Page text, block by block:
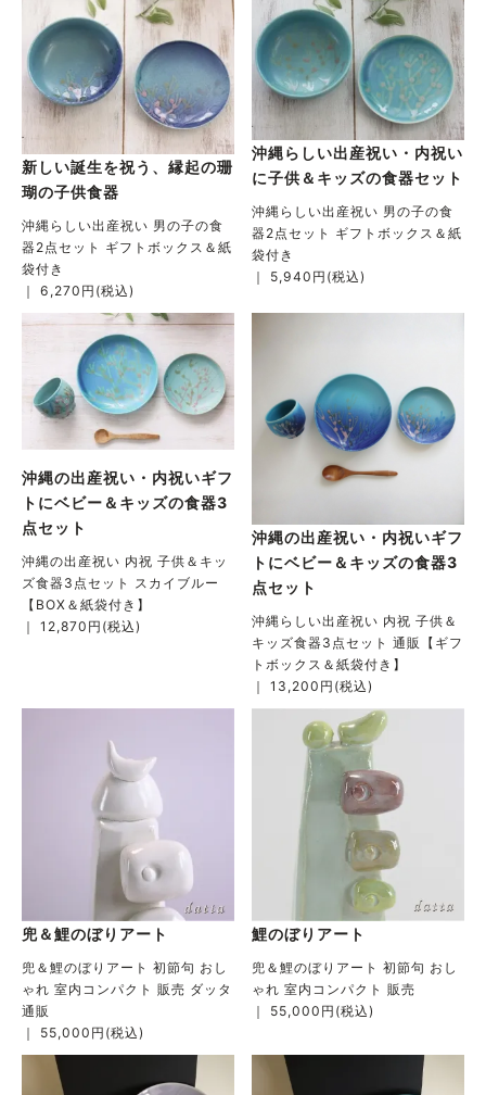
新しい誕生を祝う、縁起の珊
瑚の子供食器
沖縄らしい出産祝い 男の子の食
器2点セット ギフトボックス＆紙
袋付き
｜ 6,270円(税込)
沖縄らしい出産祝い・内祝い
に子供＆キッズの食器セット
沖縄らしい出産祝い 男の子の食
器2点セット ギフトボックス＆紙
袋付き
｜ 5,940円(税込)
沖縄の出産祝い・内祝いギフ
トにベビー＆キッズの食器3
点セット
沖縄の出産祝い 内祝 子供＆キッ
ズ食器3点セット スカイブルー
【BOX＆紙袋付き】
｜ 12,870円(税込)
沖縄の出産祝い・内祝いギフ
トにベビー＆キッズの食器3
点セット
沖縄らしい出産祝い 内祝 子供＆
キッズ食器3点セット 通販【ギフ
トボックス＆紙袋付き】
｜ 13,200円(税込)
兜＆鯉のぼりアート
兜＆鯉のぼりアート 初節句 おし
ゃれ 室内コンパクト 販売 ダッタ
通販
｜ 55,000円(税込)
鯉のぼりアート
兜＆鯉のぼりアート 初節句 おし
ゃれ 室内コンパクト 販売
｜ 55,000円(税込)